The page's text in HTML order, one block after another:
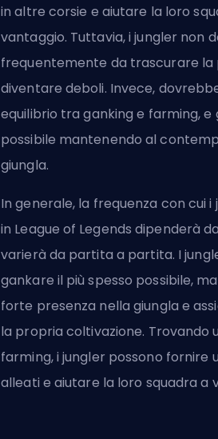
in altre corsie e aiutare la loro
vantaggio. Tuttavia, i jungler non
frequentemente da trascurare la
diventare deboli. Invece,
equilibrio tra ganking e farming, e
possibile mantenendo al
giungla.
In generale, la frequenza con cui
in League of Legends dipenderà
varierà da partita a partita. I
gankare il più spesso possibile,
forte presenza nella giungla e
la propria coltivazione. Trovando
farming, i jungler possono fornire
alleati e aiutare la loro squadra a